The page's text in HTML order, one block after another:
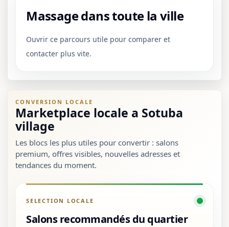
Massage dans toute la ville
Ouvrir ce parcours utile pour comparer et
contacter plus vite.
CONVERSION LOCALE
Marketplace locale a Sotuba
village
Les blocs les plus utiles pour convertir : salons
premium, offres visibles, nouvelles adresses et
tendances du moment.
SELECTION LOCALE
Salons recommandés du quartier